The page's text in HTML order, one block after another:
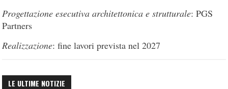
Progettazione esecutiva architettonica e strutturale: PGS
Partners
Realizzazione: fine lavori prevista nel 2027
LE ULTIME NOTIZIE